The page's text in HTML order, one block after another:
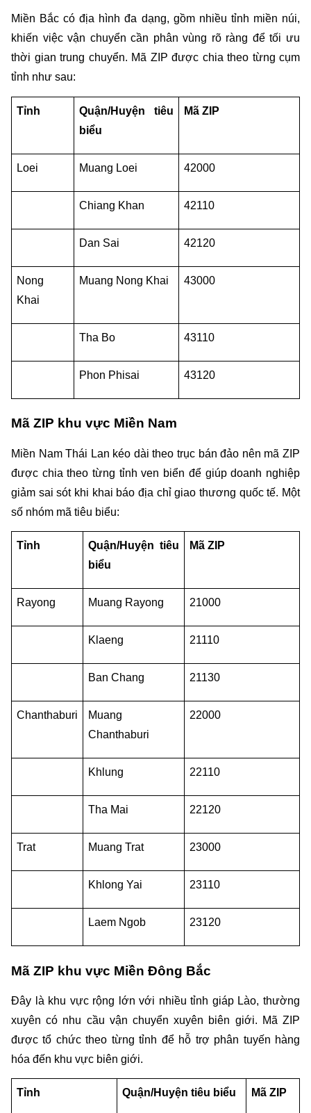
Miền Bắc có địa hình đa dạng, gồm nhiều tỉnh miền núi,
khiến việc vận chuyển cần phân vùng rõ ràng để tối ưu
thời gian trung chuyển. Mã ZIP được chia theo từng cụm
tỉnh như sau:
Tỉnh
Quận/Huyện tiêu
biểu
Mã ZIP
Loei Muang Loei 42000
Chiang Khan 42110
Dan Sai 42120
Nong
Khai
Muang Nong Khai 43000
Tha Bo 43110
Phon Phisai 43120
Mã ZIP khu vực Miền Nam
Miền Nam Thái Lan kéo dài theo trục bán đảo nên mã ZIP
được chia theo từng tỉnh ven biển để giúp doanh nghiệp
giảm sai sót khi khai báo địa chỉ giao thương quốc tế. Một
số nhóm mã tiêu biểu:
Tỉnh
Quận/Huyện tiêu
biểu
Mã ZIP
Rayong Muang Rayong 21000
Klaeng 21110
Ban Chang 21130
Chanthaburi
Muang
Chanthaburi
22000
Khlung 22110
Tha Mai 22120
Trat Muang Trat 23000
Khlong Yai 23110
Laem Ngob 23120
Mã ZIP khu vực Miền Đông Bắc
Đây là khu vực rộng lớn với nhiều tỉnh giáp Lào, thường
xuyên có nhu cầu vận chuyển xuyên biên giới. Mã ZIP
được tổ chức theo từng tỉnh để hỗ trợ phân tuyến hàng
hóa đến khu vực biên giới.
Tỉnh Quận/Huyện tiêu biểu Mã ZIP